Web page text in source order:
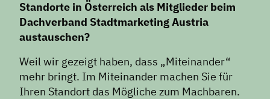
Standorte in Österreich als Mitglieder beim
Dachverband Stadtmarketing Austria
austauschen?
Weil wir gezeigt haben, dass „Miteinander“
mehr bringt. Im Miteinander machen Sie für
Ihren Standort das Mögliche zum Machbaren.